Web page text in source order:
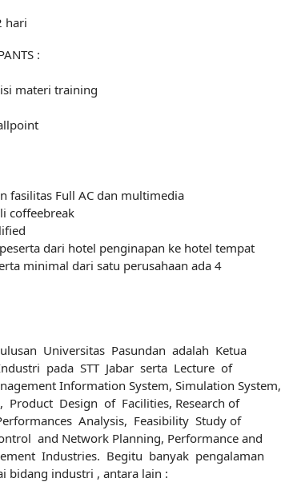
hari
:
materi training
fasilitas Full AC dan multimedia
coffeebreak
dari hotel penginapan ke hotel tempat
minimal dari satu perusahaan ada 4
Universitas Pasundan adalah Ketua
pada STT Jabar serta Lecture of
Information System, Simulation System,
Product Design of Facilities, Research of
Analysis, Feasibility Study of
and Network Planning, Performance and
Industries. Begitu banyak pengalaman
bidang industri , antara lain :
bagian dari solusi bagi perusahaan
sumber daya manusianya.